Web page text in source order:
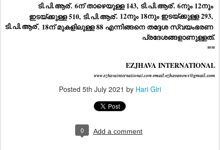
ടി.പി.ആര്. 6ന് താഴെയുള്ള 143, ടി.പി.ആര്. 6നും 12നും
ഇടയ്ക്കുള്ള 510, ടി.പി.ആര്. 12നും 18നും ഇടയ്ക്കുള്ള 293,
ടി.പി.ആര്. 18ന് മുകളിലുള്ള 88 എന്നിങ്ങനെ തദ്ദേശ സ്വയംഭരണ
പ്രദേശങ്ങളാണുള്ളത്.
==
EZJHAVA INTERNATIONAL
www.ezhavainternational.com email:ezhavanews@gmail.com
Posted 5th July 2021 by Hari Giri
0 Add a comment